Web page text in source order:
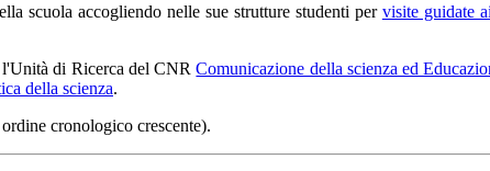
scuola accogliendo nelle sue strutture studenti per visite guidate
l'Unità di Ricerca del CNRComunicazione della scienza ed
della scienza.
cronologico crescente).